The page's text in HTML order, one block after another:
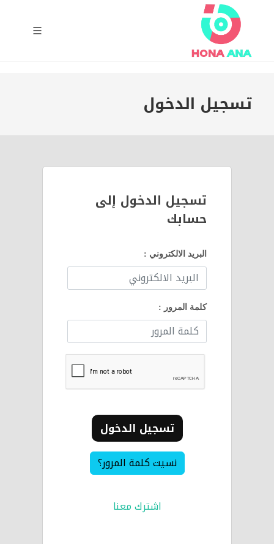
تسجيل الدخول
تسجيل الدخول إلى
حسابك
البريد الالكتروني :
كلمة المرور :
تسجيل الدخول
نسيت كلمة المرور؟
اشترك معنا